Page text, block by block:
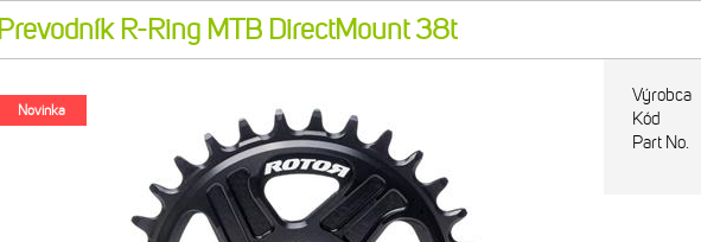
Prevodník R-Ring MTB DirectMount 38t
Novinka
Výrobca
Kód
Part No.